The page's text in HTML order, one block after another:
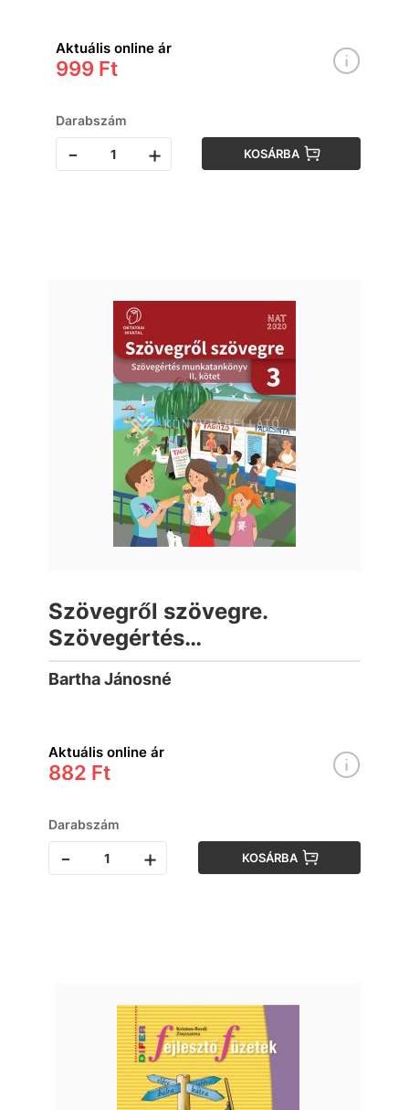
Aktuális online ár
999 Ft
Darabszám
- + KOSÁRBA
Szövegről szövegre.
Szövegértés
munkatankönyv 3. osztály II.
kötet
Bartha Jánosné
Aktuális online ár
882 Ft
Darabszám
- + KOSÁRBA